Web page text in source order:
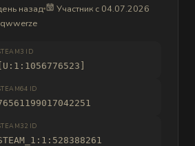
назад
Участник с 04.07.2026
qwwerze
ID
[U:1:1056776523]
ID
ID